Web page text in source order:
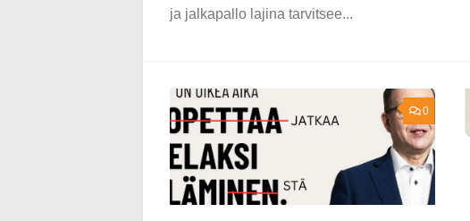
ja jalkapallo lajina tarvitsee...
0